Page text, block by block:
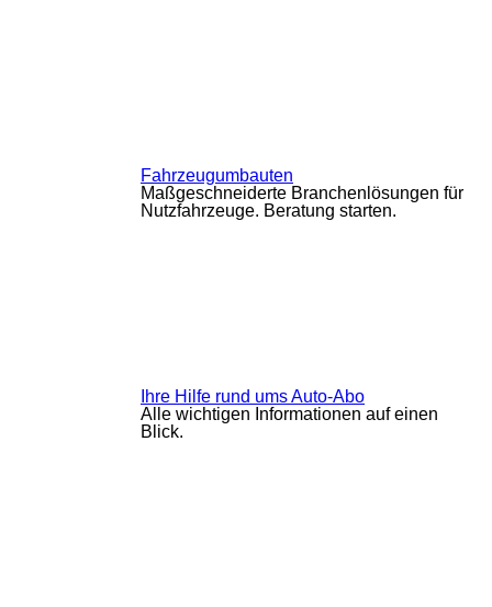
Fahrzeugumbauten
Maßgeschneiderte Branchenlösungen für
Nutzfahrzeuge. Beratung starten.
Ihre Hilfe rund ums Auto-Abo
Alle wichtigen Informationen auf einen
Blick.